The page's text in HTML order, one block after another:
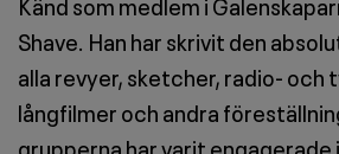
Shave. Han har skrivit den
alla revyer, sketcher, radio- och
långfilmer och andra
grupperna har varit engagerade